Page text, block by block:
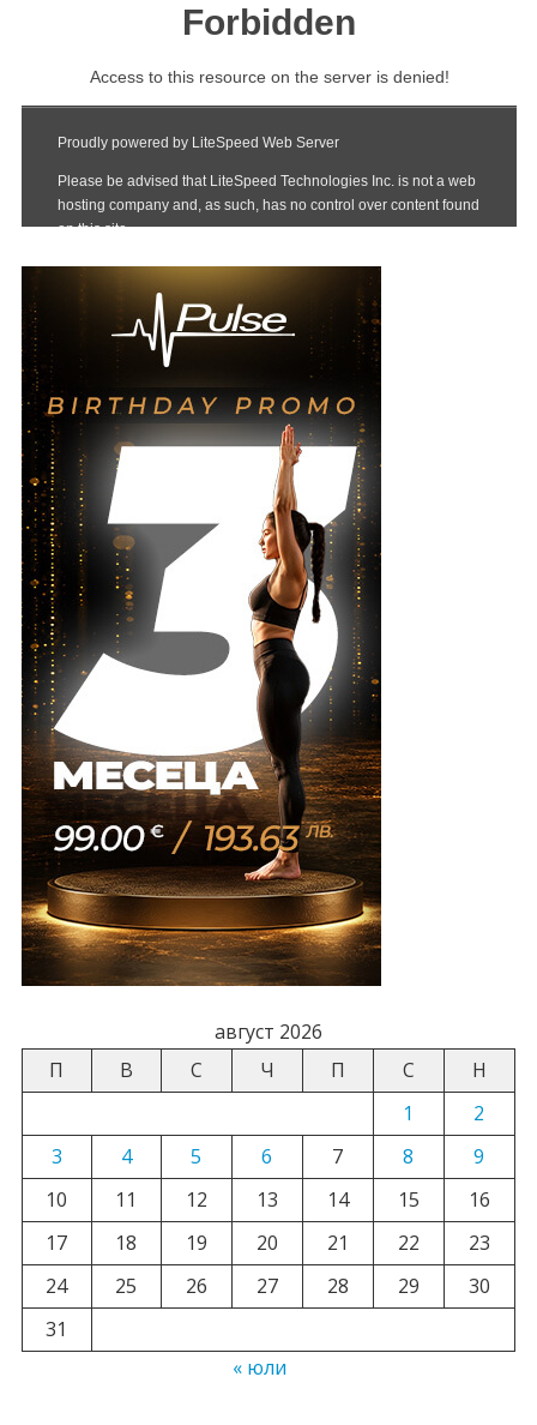
август 2026
П
В С Ч П С
Н
1
2
3
4 5 6 7 8
9
10
11 12 13 14 15
16
17
18 19 20 21 22
23
24
25 26 27 28 29
30
31
« юли